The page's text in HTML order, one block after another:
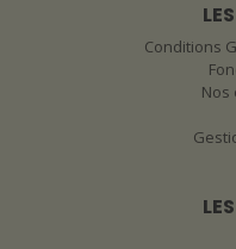
Conditions
Nos